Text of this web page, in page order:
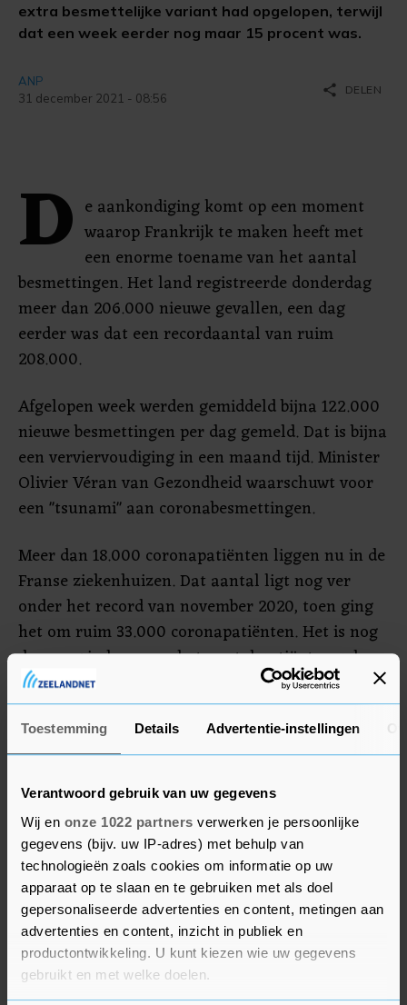
Toestemming Details Advertentie-instellingen
Verantwoord gebruik van uw gegevens
Wij en onze 1022 partners verwerken je persoonlijke
gegevens (bijv. uw IP-adres) met behulp van
technologieën zoals cookies om informatie op uw
apparaat op te slaan en te gebruiken met als doel
gepersonaliseerde advertenties en content, metingen aan
advertenties en content, inzicht in publiek en
productontwikkeling. U kunt kiezen wie uw gegevens
gebruikt en met welke doelen.
extra besmettelijke variant had opgelopen, terwijl
dat een week eerder nog maar 15 procent was.
ANP
31 december 2021 - 08:56
share DELEN
D e aankondiging komt op een moment
waarop Frankrijk te maken heeft met
een enorme toename van het aantal
besmettingen. Het land registreerde donderdag
meer dan 206.000 nieuwe gevallen, een dag
eerder was dat een recordaantal van ruim
208.000.
Afgelopen week werden gemiddeld bijna 122.000
nieuwe besmettingen per dag gemeld. Dat is bijna
een verviervoudiging in een maand tijd. Minister
Olivier Véran van Gezondheid waarschuwt voor
een "tsunami" aan coronabesmettingen.
Meer dan 18.000 coronapatiënten liggen nu in de
Franse ziekenhuizen. Dat aantal ligt nog ver
onder het record van november 2020, toen ging
het om ruim 33.000 coronapatiënten. Het is nog
de vraag in hoeverre het aantal patiënten zal
stijgen door omikron. Uit voorlopige
onderzoeken komt naar voren dat omikron
besmettelijker is dan andere varianten, maar
minder vaak leidt tot ziekenhuisopnames.